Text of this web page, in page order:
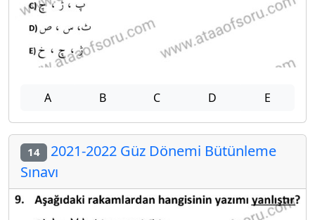
A B C D E
14 2021-2022 Güz Dönemi Bütünleme
Sınavı